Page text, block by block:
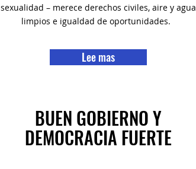
sexualidad – merece derechos civiles, aire y agua
limpios e igualdad de oportunidades.
Lee mas
BUEN GOBIERNO Y
DEMOCRACIA FUERTE